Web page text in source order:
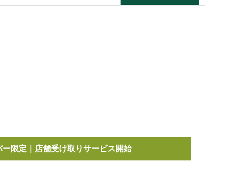
(税込) 以上お買い上げで送料無料